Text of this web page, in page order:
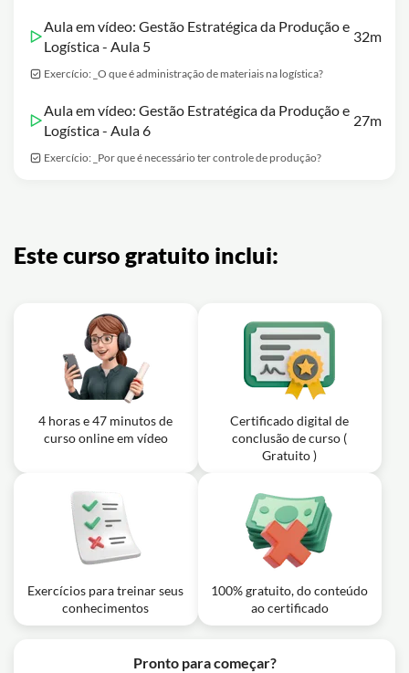
Aula em vídeo: Gestão Estratégica da Produção e
Logística - Aula 5
32m
Exercício: _O que é administração de materiais na logística?
Aula em vídeo: Gestão Estratégica da Produção e
Logística - Aula 6
27m
Exercício: _Por que é necessário ter controle de produção?
Este curso gratuito inclui:
4 horas e 47 minutos de
curso online em vídeo
Certificado digital de
conclusão de curso (
Gratuito )
Exercícios para treinar seus
conhecimentos
100% gratuito, do conteúdo
ao certificado
Pronto para começar?